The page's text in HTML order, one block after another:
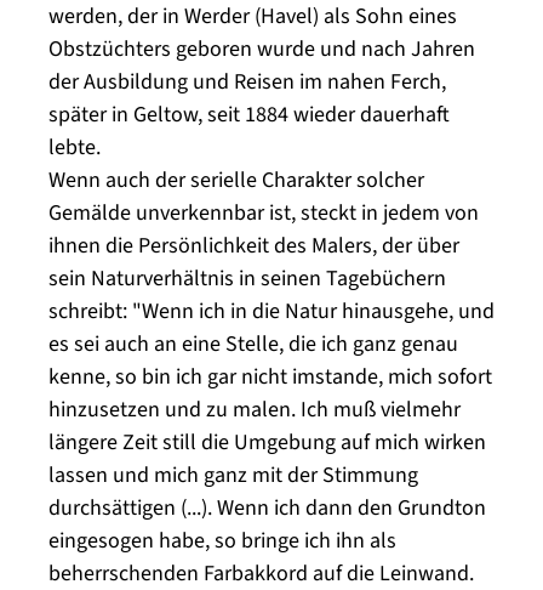
werden, der in Werder (Havel) als Sohn eines
Obstzüchters geboren wurde und nach Jahren
der Ausbildung und Reisen im nahen Ferch,
später in Geltow, seit 1884 wieder dauerhaft
lebte.
Wenn auch der serielle Charakter solcher
Gemälde unverkennbar ist, steckt in jedem von
ihnen die Persönlichkeit des Malers, der über
sein Naturverhältnis in seinen Tagebüchern
schreibt: "Wenn ich in die Natur hinausgehe, und
es sei auch an eine Stelle, die ich ganz genau
kenne, so bin ich gar nicht imstande, mich sofort
hinzusetzen und zu malen. Ich muß vielmehr
längere Zeit still die Umgebung auf mich wirken
lassen und mich ganz mit der Stimmung
durchsättigen (...). Wenn ich dann den Grundton
eingesogen habe, so bringe ich ihn als
beherrschenden Farbakkord auf die Leinwand.